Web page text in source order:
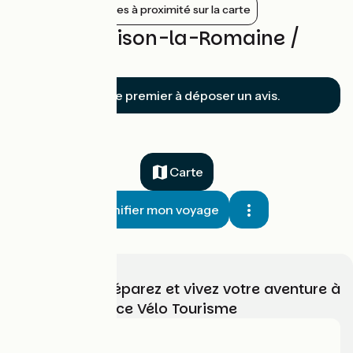
Afficher les gares à proximité sur la carte
Avis sur Vaison-la-Romaine /
Soyez le premier à déposer un avis.
Carte
Planifier mon voyage
Choisissez, préparez et vivez votre aventure à
vélo avec France Vélo Tourisme